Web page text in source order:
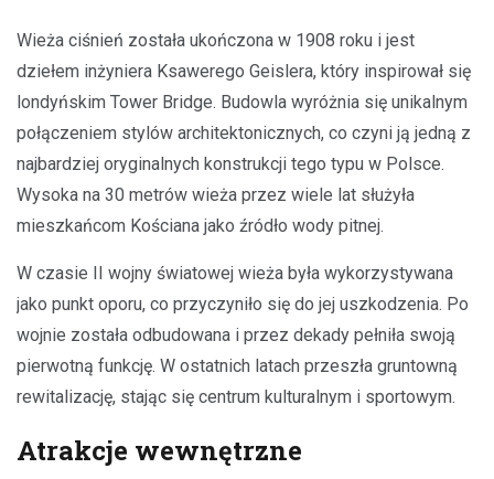
Wieża ciśnień została ukończona w 1908 roku i jest
dziełem inżyniera Ksawerego Geislera, który inspirował się
londyńskim Tower Bridge. Budowla wyróżnia się unikalnym
połączeniem stylów architektonicznych, co czyni ją jedną z
najbardziej oryginalnych konstrukcji tego typu w Polsce.
Wysoka na 30 metrów wieża przez wiele lat służyła
mieszkańcom Kościana jako źródło wody pitnej.
W czasie II wojny światowej wieża była wykorzystywana
jako punkt oporu, co przyczyniło się do jej uszkodzenia. Po
wojnie została odbudowana i przez dekady pełniła swoją
pierwotną funkcję. W ostatnich latach przeszła gruntowną
rewitalizację, stając się centrum kulturalnym i sportowym.
Atrakcje wewnętrzne